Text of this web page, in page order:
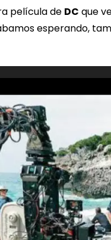
película de DC que
esperando,